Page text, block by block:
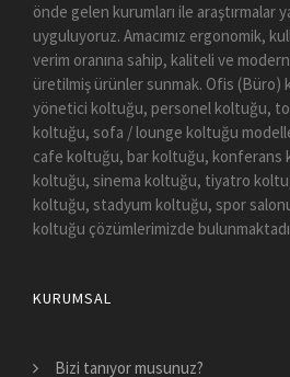
önde gelen kurumları ile araştırmalar
uyguluyoruz. Amacımız ergonomik,
verim oranına sahip, kaliteli ve modern
üretilmiş ürünler sunmak. Ofis (Büro)
yönetici koltuğu, personel koltuğu,
koltuğu, sofa / lounge koltuğu
cafe koltuğu, bar koltuğu, konferans
koltuğu, sinema koltuğu, tiyatro
koltuğu, stadyum koltuğu, spor
koltuğu çözümlerimizde
KURUMSAL
Bizi tanıyor musunuz?